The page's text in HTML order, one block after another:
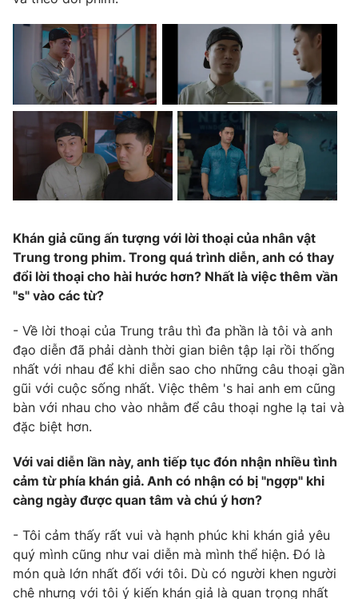
Khán giả cũng ấn tượng với lời thoại của nhân vật
Trung trong phim. Trong quá trình diễn, anh có thay
đổi lời thoại cho hài hước hơn? Nhất là việc thêm vần
"s" vào các từ?
- Về lời thoại của Trung trâu thì đa phần là tôi và anh
đạo diễn đã phải dành thời gian biên tập lại rồi thống
nhất với nhau để khi diễn sao cho những câu thoại gần
gũi với cuộc sống nhất. Việc thêm 's hai anh em cũng
bàn với nhau cho vào nhằm để câu thoại nghe lạ tai và
đặc biệt hơn.
Với vai diễn lần này, anh tiếp tục đón nhận nhiều tình
cảm từ phía khán giả. Anh có nhận có bị "ngợp" khi
càng ngày được quan tâm và chú ý hơn?
- Tôi cảm thấy rất vui và hạnh phúc khi khán giả yêu
quý mình cũng như vai diễn mà mình thể hiện. Đó là
món quà lớn nhất đối với tôi. Dù có người khen người
chê nhưng với tôi ý kiến khán giả là quan trọng nhất